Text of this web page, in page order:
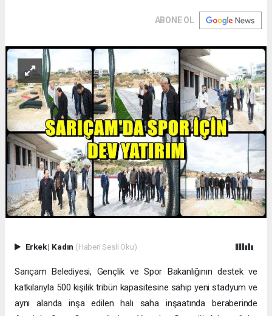
ABONE OL
Erkek| Kadın (Haberi Sesli Oku)
Sarıçam Belediyesi, Gençlik ve Spor Bakanlığının destek ve
katkılarıyla 500 kişilik tribün kapasitesine sahip yeni stadyum ve
aynı alanda inşa edilen halı saha inşaatında beraberinde